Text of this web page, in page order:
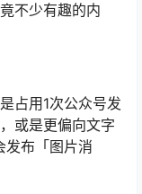
不少有趣的内
占用1次公众号发
或是更偏向文字
发布「图片消